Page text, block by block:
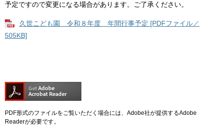
予定ですので変更になる場合があります。ご了承ください。
久世こども園 令和８年度 年間行事予定 [PDFファイル／
505KB]
PDF形式のファイルをご覧いただく場合には、Adobe社が提供するAdobe
Readerが必要です。